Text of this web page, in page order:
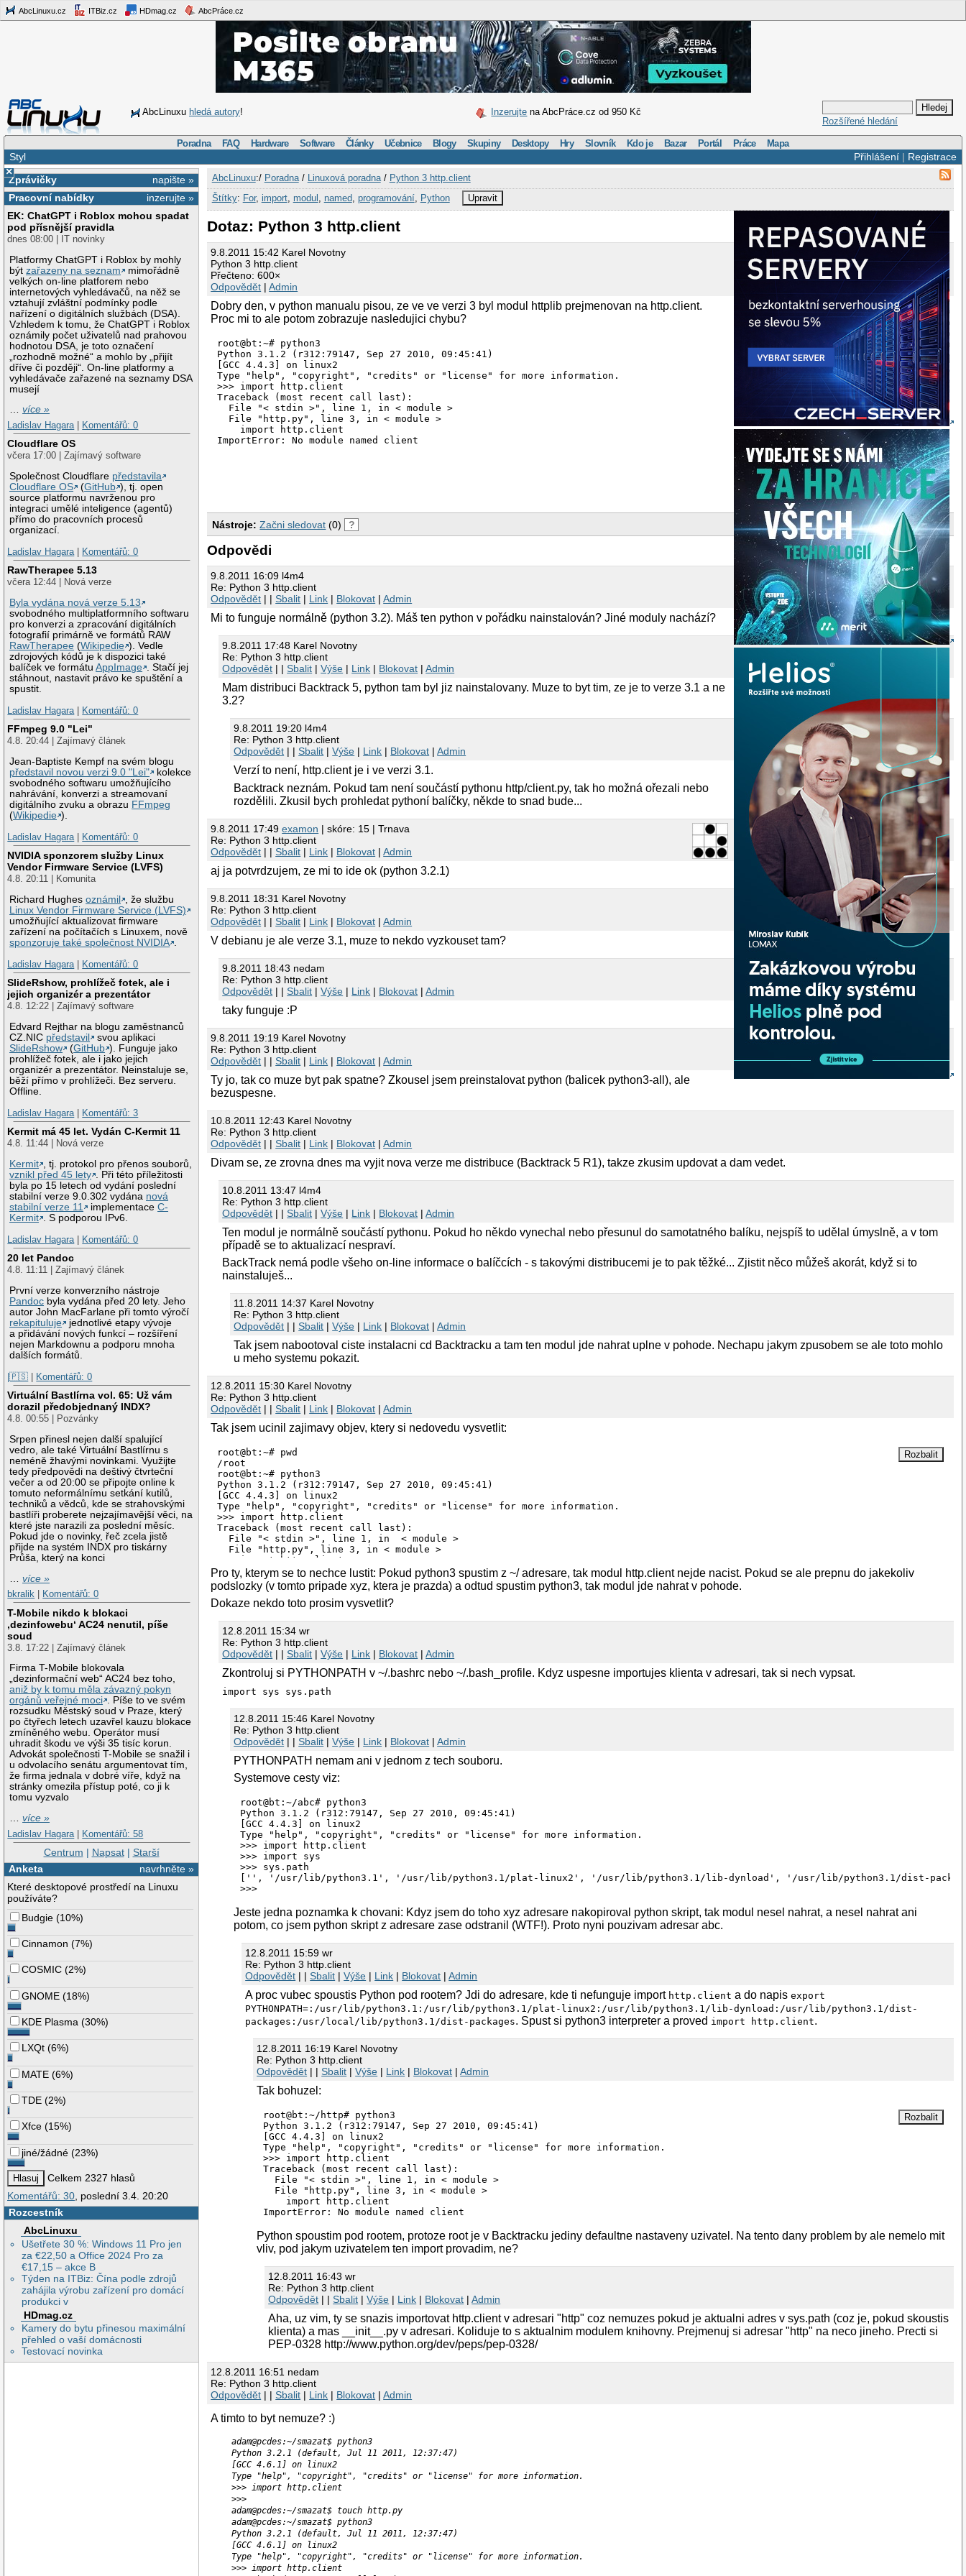
AbcLinuxu.cz ITBiz.cz HDmag.cz AbcPráce.cz
AbcLinuxu hledá autory! Inzerujte na AbcPráce.cz od 950 Kč
Rozšířené hledání
Poradna FAQ Hardware Software Články Učebnice Blogy Skupiny Desktopy Hry Slovník Kdo je Bazar Portál Práce Mapa
Přihlášení| Registrace
Styl
×
napište »
Zprávičky
inzerujte »
Pracovní nabídky
EK: ChatGPT i Roblox mohou spadat
pod přísnější pravidla
dnes 08:00 | IT novinky
Platformy ChatGPT i Roblox by mohly
býtzařazeny na seznam
mimořádně
velkých on-line platforem nebo
internetových vyhledávačů, na něž se
vztahují zvláštní podmínky podle
nařízení o digitálních službách (DSA).
Vzhledem k tomu, že ChatGPT i Roblox
oznámily počet uživatelů nad prahovou
hodnotou DSA, je toto označení
„rozhodně možné“ a mohlo by „přijít
dříve či později“. On-line platformy a
vyhledávače zařazené na seznamy DSA
musejí
…více »
Ladislav Hagara
Komentářů: 0
Cloudflare OS
včera 17:00 | Zajímavý software
Společnost Cloudflare představila
Cloudflare OS
(GitHub ), tj. open
source platformu navrženou pro
integraci umělé inteligence (agentů)
přímo do pracovních procesů
organizací.
Ladislav Hagara
Komentářů: 0
RawTherapee 5.13
včera 12:44 | Nová verze
Byla vydána nová verze 5.13
svobodného multiplatformního softwaru
pro konverzi a zpracování digitálních
fotografií primárně ve formátů RAW
RawTherapee (Wikipedie ). Vedle
zdrojových kódů je k dispozici také
balíček ve formátuAppImage . Stačí jej
stáhnout, nastavit právo ke spuštění a
spustit.
Ladislav Hagara
Komentářů: 0
FFmpeg 9.0 "Lei"
4.8. 20:44 | Zajímavý článek
Jean-Baptiste Kempf na svém blogu
představil novou verzi 9.0 "Lei"
kolekce
svobodného softwaru umožňujícího
nahrávání, konverzi a streamovaní
digitálního zvuku a obrazu FFmpeg
(Wikipedie ).
Ladislav Hagara
Komentářů: 0
NVIDIA sponzorem služby Linux
Vendor Firmware Service (LVFS)
4.8. 20:11 | Komunita
Richard Hughesoznámil
, že službu
Linux Vendor Firmware Service (LVFS)
umožňující aktualizovat firmware
zařízení na počítačích s Linuxem, nově
sponzoruje také společnost NVIDIA .
Ladislav Hagara | Komentářů: 0
SlideRshow, prohlížeč fotek, ale i
jejich organizér a prezentátor
4.8. 12:22 | Zajímavý software
Edvard Rejthar na blogu zaměstnanců
CZ.NIC představil
svou aplikaci
SlideRshow
(GitHub ). Funguje jako
prohlížeč fotek, ale i jako jejich
organizér a prezentátor. Neinstaluje se,
běží přímo v prohlížeči. Bez serveru.
Offline.
Ladislav Hagara | Komentářů: 3
Kermit má 45 let. Vydán C-Kermit 11
4.8. 11:44 | Nová verze
Kermit , tj. protokol pro přenos souborů,
vznikl před 45 lety . Při této příležitosti
byla po 15 letech od vydání poslední
stabilní verze 9.0.302 vydána nová
stabilní verze 11
implementaceC-
Kermit . S podporou IPv6.
Ladislav Hagara | Komentářů: 0
20 let Pandoc
4.8. 11:11 | Zajímavý článek
První verze konverzního nástroje
Pandoc byla vydána před 20 lety. Jeho
autor John MacFarlane při tomto výročí
rekapituluje
jednotlivé etapy vývoje
a přidávání nových funkcí – rozšíření
nejen Markdownu a podporu mnoha
dalších formátů.
|🇵🇸 | Komentářů: 0
Virtuální Bastlírna vol. 65: Už vám
dorazil předobjednaný INDX?
4.8. 00:55 | Pozvánky
Srpen přinesl nejen další spalující
vedro, ale také Virtuální Bastlírnu s
neméně žhavými novinkami. Využijte
tedy předpovědi na deštivý čtvrteční
večer a od 20:00 se připojte online k
tomuto neformálnímu setkání kutilů,
techniků a vědců, kde se strahovskými
bastlíři proberete nejzajímavější věci, na
které jste narazili za poslední měsíc.
Pokud jde o novinky, řeč zcela jistě
přijde na systém INDX pro tiskárny
Průša, který na konci
…více »
bkralik
Komentářů: 0
T-Mobile nikdo k blokaci
‚dezinfowebu‘ AC24 nenutil, píše
soud
3.8. 17:22 | Zajímavý článek
Firma T-Mobile blokovala
„dezinformační web“ AC24 bez toho,
aniž by k tomu měla závazný pokyn
orgánů veřejné moci . Píše to ve svém
rozsudku Městský soud v Praze, který
po čtyřech letech uzavřel kauzu blokace
zmíněného webu. Operátor musí
uhradit škodu ve výši 35 tisíc korun.
Advokát společnosti T-Mobile se snažil i
u odvolacího senátu argumentovat tím,
že firma jednala v dobré víře, když na
stránky omezila přístup poté, co ji k
tomu vyzvalo
…více »
Ladislav Hagara | Komentářů: 58
Centrum | Napsat| Starší
navrhněte »
Anketa
Které desktopové prostředí na Linuxu
používáte?
Budgie (10%)
Cinnamon (7%)
COSMIC (2%)
GNOME (18%)
KDE Plasma (30%)
LXQt (6%)
MATE (6%)
TDE (2%)
Xfce (15%)
jiné/žádné (23%)
Celkem 2327 hlasů
Komentářů: 30, poslední 3.4. 20:20
Rozcestník
AbcLinuxu
Ušetřete 30 %: Windows 11 Pro jen
za €22,50 a Office 2024 Pro za
€17,15 – akce B
Týden na ITBiz: Čína podle zdrojů
zahájila výrobu zařízení pro domácí
produkci v
HDmag.cz
Kamery do bytu přinesou maximální
přehled o vaší domácnosti
Testovací novinka
AbcLinuxu:/ Poradna/ Linuxová poradna/ Python 3 http.client
Štítky: For, import, modul named, programování, Python Upravit
Dotaz: Python 3 http.client
9.8.2011 15:42 Karel Novotny
Python 3 http.client
Přečteno: 600×
Odpovědět |Admin
Dobry den, v python manualu pisou, ze ve ve verzi 3 byl modul httplib prejmenovan na http.client.
Proc mi to ale potom zobrazuje nasledujici chybu?
root@bt:~# python3
Python 3.1.2 (r312:79147, Sep 27 2010, 09:45:41)
[GCC 4.4.3] on linux2
Type "help", "copyright", "credits" or "license" for more information.
>>> import http.client
Traceback (most recent call last):
  File "< stdin >", line 1, in < module >
  File "http.py", line 3, in < module >
    import http.client
Nástroje: Začni sledovat (0) ?
Odpovědi
9.8.2011 16:09 l4m4
Re: Python 3 http.client
Odpovědět | |Sbalit | Link | Blokovat |Admin
Mi to funguje normálně (python 3.2). Máš ten python v pořádku nainstalován? Jiné moduly nachází?
9.8.2011 17:48 Karel Novotny
Re: Python 3 http.client
Odpovědět | |Sbalit |Výše | Link | Blokovat |Admin
Mam distribuci Backtrack 5, python tam byl jiz nainstalovany. Muze to byt tim, ze je to verze 3.1 a ne
3.2?
9.8.2011 19:20 l4m4
Re: Python 3 http.client
Odpovědět | |Sbalit |Výše | Link | Blokovat |Admin
Verzí to není, http.client je i ve verzi 3.1.
Backtrack neznám. Pokud tam není součástí pythonu http/client.py, tak ho možná ořezali nebo
rozdělili. Zkusil bych prohledat pythoní balíčky, někde to snad bude...
9.8.2011 17:49examon | skóre: 15 | Trnava
Re: Python 3 http.client
Odpovědět | |Sbalit | Link | Blokovat |Admin
aj ja potvrdzujem, ze mi to ide ok (python 3.2.1)
9.8.2011 18:31 Karel Novotny
Re: Python 3 http.client
Odpovědět | |Sbalit | Link | Blokovat |Admin
V debianu je ale verze 3.1, muze to nekdo vyzkouset tam?
9.8.2011 18:43 nedam
Re: Python 3 http.client
Odpovědět | |Sbalit |Výše | Link | Blokovat |Admin
taky funguje :P
9.8.2011 19:19 Karel Novotny
Re: Python 3 http.client
Odpovědět | |Sbalit | Link | Blokovat |Admin
Ty jo, tak co muze byt pak spatne? Zkousel jsem preinstalovat python (balicek python3-all), ale
bezuspesne.
10.8.2011 12:43 Karel Novotny
Re: Python 3 http.client
Odpovědět | |Sbalit | Link | Blokovat |Admin
Divam se, ze zrovna dnes ma vyjit nova verze me distribuce (Backtrack 5 R1), takze zkusim updovat a dam vedet.
10.8.2011 13:47 l4m4
Re: Python 3 http.client
Odpovědět | |Sbalit |Výše | Link | Blokovat |Admin
Ten modul je normálně součástí pythonu. Pokud ho někdo vynechal nebo přesunul do samotatného balíku, nejspíš to udělal úmyslně, a v tom
případě se to aktualizací nespraví.
BackTrack nemá podle všeho on-line informace o balíčcích - s takovými distribucemi je to pak těžké... Zjistit něco můžeš akorát, když si to
nainstaluješ...
11.8.2011 14:37 Karel Novotny
Re: Python 3 http.client
Odpovědět | |Sbalit |Výše | Link | Blokovat |Admin
Tak jsem nabootoval ciste instalacni cd Backtracku a tam ten modul jde nahrat uplne v pohode. Nechapu jakym zpusobem se ale toto mohlo
u meho systemu pokazit.
12.8.2011 15:30 Karel Novotny
Re: Python 3 http.client
Odpovědět | |Sbalit | Link | Blokovat |Admin
Tak jsem ucinil zajimavy objev, ktery si nedovedu vysvetlit:
root@bt:~# pwd
/root
root@bt:~# python3
Python 3.1.2 (r312:79147, Sep 27 2010, 09:45:41)
[GCC 4.4.3] on linux2
Type "help", "copyright", "credits" or "license" for more information.
>>> import http.client
Traceback (most recent call last):
  File "< stdin >", line 1, in  < module >
  File "http.py", line 3, in < module >
    import http.client
ImportError: No module named client
>>>
root@bt:~# cd xyz/
root@bt:~/xyz# python3
Type "help", "copyright", "credits" or "license" for more information.
>>> import http.client
>>>
Pro ty, kterym se to nechce lustit: Pokud python3 spustim z ~/ adresare, tak modul http.client nejde nacist. Pokud se ale prepnu do jakekoliv
podslozky (v tomto pripade xyz, ktera je prazda) a odtud spustim python3, tak modul jde nahrat v pohode.
Dokaze nekdo toto prosim vysvetlit?
12.8.2011 15:34 wr
Re: Python 3 http.client
Odpovědět | |Sbalit |Výše | Link | Blokovat |Admin
Zkontroluj si PYTHONPATH v ~/.bashrc nebo ~/.bash_profile. Kdyz uspesne importujes klienta v adresari, tak si nech vypsat.
import sys sys.path
12.8.2011 15:46 Karel Novotny
Re: Python 3 http.client
Odpovědět | |Sbalit |Výše | Link | Blokovat |Admin
PYTHONPATH nemam ani v jednom z tech souboru.
Systemove cesty viz:
root@bt:~/abc# python3
Python 3.1.2 (r312:79147, Sep 27 2010, 09:45:41)
[GCC 4.4.3] on linux2
Type "help", "copyright", "credits" or "license" for more information.
>>> import http.client
>>> import sys
>>> sys.path
['', '/usr/lib/python3.1', '/usr/lib/python3.1/plat-linux2', '/usr/lib/python3.1/lib-dynload', '/usr/lib/python3.1/dist-
Jeste jedna poznamka k chovani: Kdyz jsem do toho xyz adresare nakopiroval python skript, tak modul nesel nahrat, a nesel nahrat ani
potom, co jsem python skript z adresare zase odstranil (WTF!). Proto nyni pouzivam adresar abc.
12.8.2011 15:59 wr
Re: Python 3 http.client
Odpovědět | |Sbalit |Výše | Link | Blokovat |Admin
A proc vubec spoustis Python pod rootem? Jdi do adresare, kde ti nefunguje import http.client a do napisexport
PYTHONPATH=:/usr/lib/python3.1:/usr/lib/python3.1/plat-linux2:/usr/lib/python3.1/lib-dynload:/usr/lib/python3.1/dist-
packages:/usr/local/lib/python3.1/dist-packages. Spust si python3 interpreter a proved import http.client.
12.8.2011 16:19 Karel Novotny
Re: Python 3 http.client
Odpovědět | |Sbalit |Výše | Link | Blokovat |Admin
Tak bohuzel:
root@bt:~/http# python3
Python 3.1.2 (r312:79147, Sep 27 2010, 09:45:41)
[GCC 4.4.3] on linux2
Type "help", "copyright", "credits" or "license" for more information.
>>> import http.client
Traceback (most recent call last):
  File "< stdin >", line 1, in < module >
  File "http.py", line 3, in < module >
    import http.client
ImportError: No module named client
root@bt:~/http# export PYTHONPATH=:/usr/lib/python3.1:/usr/lib/python3.1/plat-linux2:/usr/lib/python3.1/lib-dynload:/
root@bt:~/http# python3
Python 3.1.2 (r312:79147, Sep 27 2010, 09:45:41)
[GCC 4.4.3] on linux2
Type "help", "copyright", "credits" or "license" for more information.
>>> import http.client
Traceback (most recent call last):
  File "< stdin >", line 1, in < module >
  File "http.py", line 3, in < module >
    import http.client
ImportError: No module named client
Python spoustim pod rootem, protoze root je v Backtracku jediny defaultne nastaveny uzivatel. Na tento dany problem by ale nemelo mit
vliv, pod jakym uzivatelem ten import provadim, ne?
12.8.2011 16:43 wr
Re: Python 3 http.client
Odpovědět | |Sbalit |Výše | Link | Blokovat |Admin
Aha, uz vim, ty se snazis importovat http.client v adresari "http" coz nemuzes pokud je aktualni adres v sys.path (coz je, pokud skoustis
klienta) a mas __init__.py v adresari. Koliduje to s aktualnim modulem knihovny. Prejmenuj si adresar "http" na neco jineho. Precti si
PEP-0328 http://www.python.org/dev/peps/pep-0328/
12.8.2011 16:51 nedam
Re: Python 3 http.client
Odpovědět | |Sbalit | Link | Blokovat |Admin
A timto to byt nemuze? :)
adam@pcdes:~/smazat$ python3
Python 3.2.1 (default, Jul 11 2011, 12:37:47)
[GCC 4.6.1] on linux2
Type "help", "copyright", "credits" or "license" for more information.
>>> import http.client
>>>
adam@pcdes:~/smazat$ touch http.py
adam@pcdes:~/smazat$ python3
Python 3.2.1 (default, Jul 11 2011, 12:37:47)
[GCC 4.6.1] on linux2
Type "help", "copyright", "credits" or "license" for more information.
>>> import http.client